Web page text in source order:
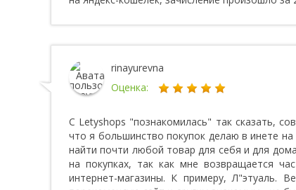
rinayurevna
Оценка:
С Letyshops "познакомилась" так сказать,
что я большинство покупок делаю в инете
найти почти любой товар для себя и для
на покупках, так как мне возвращается
интернет-магазины. К примеру, Л"этуаль.